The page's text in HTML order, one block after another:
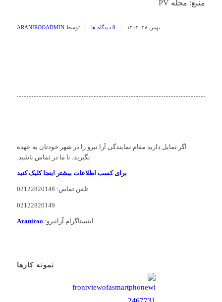
منبع: مجله PV
بهمن ۲۸, ۱۴۰۲ / 0 دیدگاه ها / توسطARANIROOADMIN
اگر تمایل دارید مقام نمایندگی آرا نیرو را در شهر خودتان به عهده
بگیرید، با ما در تماس باشید.
برای کسب اطلاعات بیشتر اینجا کلیک کنید
تلفن تماس: 02122820148
02122820149
اینستاگرام آرانیرو: Araniroo
نمونه کارها